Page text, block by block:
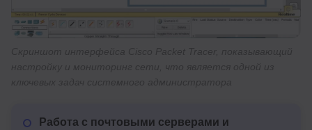
Работа с почтовыми серверами и